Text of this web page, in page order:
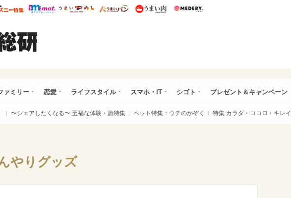
ママ* ウレぴあ総研 ディズニー特集
mimot. うまいめし うまいパン うまい肉
ァミリー 恋愛 ライフスタイル スマホ・IT シゴト プレゼント＆キャンペーン
〜シェアしたくなる〜 至福な体験・旅特集 ペット特集：ウチのかぞく 特集 カラダ・ココロ・キレイ
やりグッズ